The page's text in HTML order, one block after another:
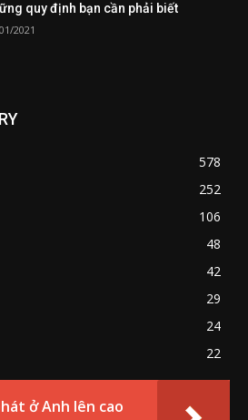
quy định bạn cần phải biết
2021
578
252
106
48
42
29
24
22
ở Anh lên cao